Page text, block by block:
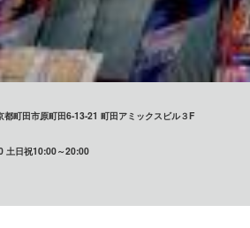
町田市原町田6-13-21 町田アミックスビル３F
土日祝10:00～20:00